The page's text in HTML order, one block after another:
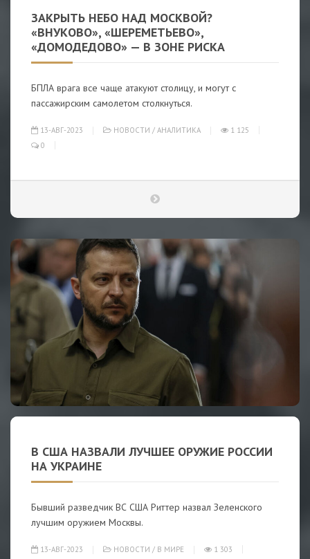
ЗАКРЫТЬ НЕБО НАД МОСКВОЙ?
«ВНУКОВО», «ШЕРЕМЕТЬЕВО»,
«ДОМОДЕДОВО» — В ЗОНЕ РИСКА
БПЛА врага все чаще атакуют столицу, и могут с
пассажирским самолетом столкнуться.
13-АВГ-2023 НОВОСТИ / АНАЛИТИКА
1 125
0
В США НАЗВАЛИ ЛУЧШЕЕ ОРУЖИЕ РОССИИ
НА УКРАИНЕ
Бывший разведчик ВС США Риттер назвал Зеленского
лучшим оружием Москвы.
13-АВГ-2023 НОВОСТИ / В МИРЕ
1 303